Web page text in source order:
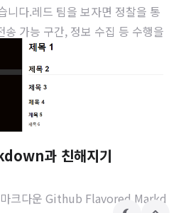
니다.레드 팀을 보자면 정찰을 통
가능 구간, 정보 수집 등 수행을
, 권한 상승, 내부 조사 등 진행하
나 원격 접속 가능하도록 구성하
부 조사(External Reconnaissan
부 진입 및 조사(Internal Reco
Exploitation) > 기반 강화(Str
Data) 단계로 구성이 되
팀으로써 챙겨봐야할 추천 도서
과 친해지기
마크다운 Github Flavored Markd